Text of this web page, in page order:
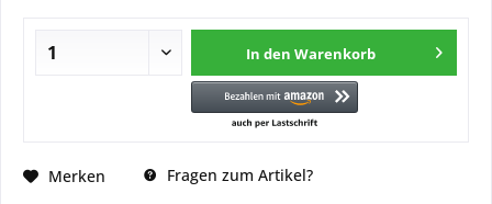
In den Warenkorb
Merken
Fragen zum Artikel?